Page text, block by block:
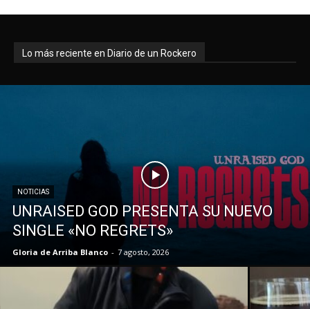
Lo más reciente en Diario de un Rockero
NOTICIAS
UNRAISED GOD PRESENTA SU NUEVO
SINGLE «NO REGRETS»
Gloria de Arriba Blanco - 7 agosto, 2026